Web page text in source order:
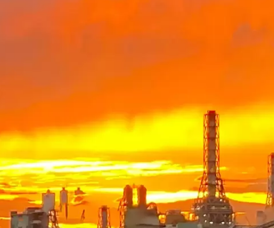
กล่าวยังมีสิ่งของที่มีขนาดเท่าตัวจริงและให้ผู้เยี่ยมชมได้ลองชิมอาหารที่ปรากฏในเ
ที่สุดในพื้นที่คาวาซากิ จัดขึ้นทุกเดือนสิงหาคมที่ศาลเจ้าอินาเงะ โดยไฮไลท์อยู่ที่ขบ